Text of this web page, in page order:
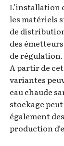
L’installation
les matériels
de
des
de régulation.
A partir de
variantes
eau chaude
stockage
également
production